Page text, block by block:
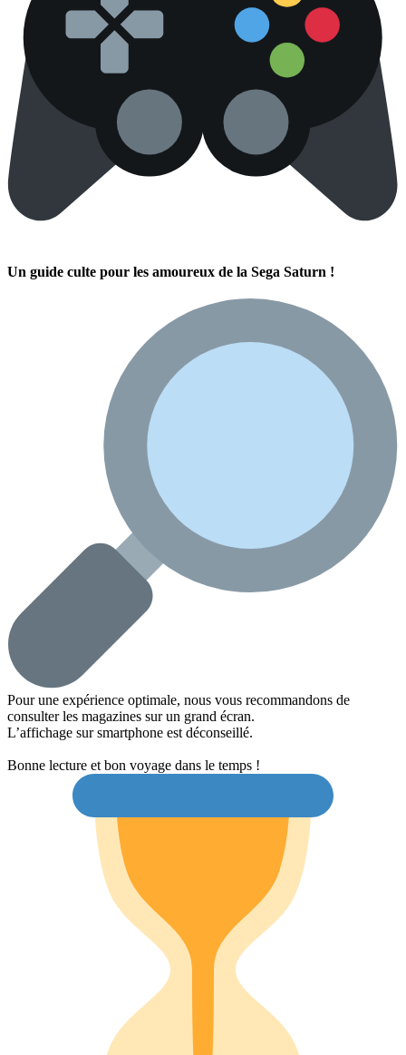
Un guide culte pour les amoureux de la Sega Saturn !
Pour une expérience optimale, nous vous recommandons de
consulter les magazines sur un grand écran.
L’affichage sur smartphone est déconseillé.
Bonne lecture et bon voyage dans le temps !